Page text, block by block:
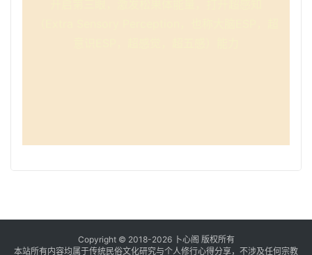
Copyright © 2018-2026 卜心阁 版权所有
本站所有内容均属于传统民俗文化研究与个人修行心得分享，不涉及任何宗教